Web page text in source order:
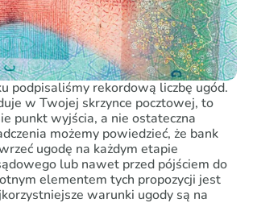
podpisaliśmy rekordową liczbę ugód.
w Twojej skrzynce pocztowej, to
punkt wyjścia, a nie ostateczna
możemy powiedzieć, że bank
ugodę na każdym etapie
lub nawet przed pójściem do
elementem tych propozycji jest
warunki ugody są na